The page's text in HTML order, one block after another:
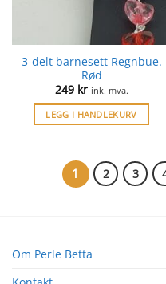
3-delt barnesett Regnbue.
Rød
249 kr ink. mva.
LEGG I HANDLEKURV
1 2 3
Om Perle Betta